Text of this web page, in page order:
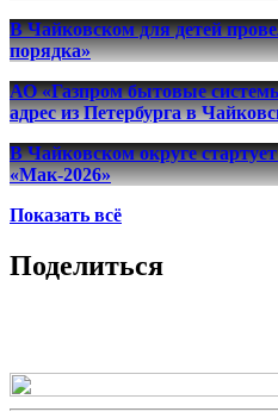
В Чайковском для детей
порядка»
АО «Газпром бытовые
адрес из Петербурга в
В Чайковском округе
«Мак-2026»
Показать всё
Поделиться